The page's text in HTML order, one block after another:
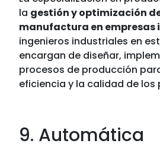
la gestión y optimización
manufactura en empresas
ingenieros industriales en
encargan de diseñar,
procesos de producción
eficiencia y la calidad de los
9. Automática